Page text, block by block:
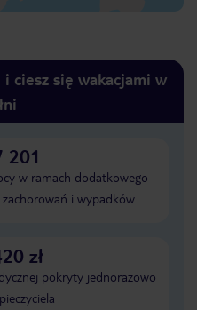
ciesz się wakacjami w
201
w ramach dodatkowego
zachorowań i wypadków
zł
pokryty jednorazowo